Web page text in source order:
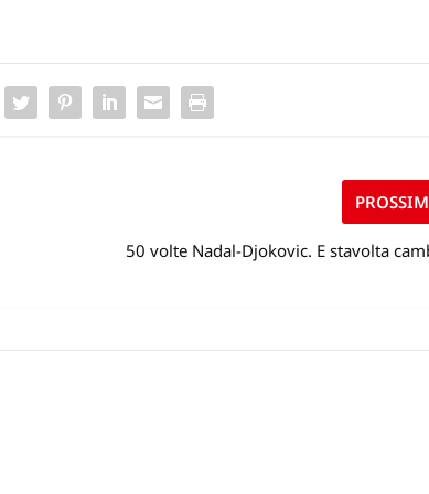
50 volte Nadal-Djokovic. E stavolta